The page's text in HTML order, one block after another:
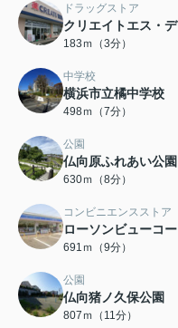
ドラッグストア
クリエイトエス・
183ｍ（3分）
中学校
横浜市立橘中学校
498ｍ（7分）
公園
仏向原ふれあい公園
630ｍ（8分）
コンビニエンスストア
ローソンビューコ
691ｍ（9分）
公園
仏向猪ノ久保公園
807ｍ（11分）